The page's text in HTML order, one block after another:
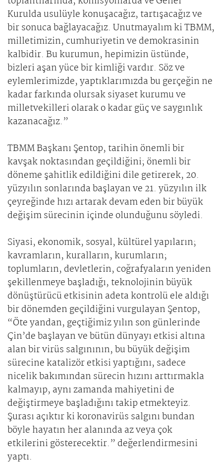
Kurulda usulüyle konuşacağız, tartışacağız ve
bir sonuca bağlayacağız. Unutmayalım ki TBMM,
milletimizin, cumhuriyetin ve demokrasinin
kalbidir. Bu kurumun, hepimizin üstünde,
bizleri aşan yüce bir kimliği vardır. Söz ve
eylemlerimizde, yaptıklarımızda bu gerçeğin ne
kadar farkında olursak siyaset kurumu ve
milletvekilleri olarak o kadar güç ve saygınlık
kazanacağız.”
TBMM Başkanı Şentop, tarihin önemli bir
kavşak noktasından geçildiğini; önemli bir
döneme şahitlik edildiğini dile getirerek, 20.
yüzyılın sonlarında başlayan ve 21. yüzyılın ilk
çeyreğinde hızı artarak devam eden bir büyük
değişim sürecinin içinde olunduğunu söyledi.
Siyasi, ekonomik, sosyal, kültürel yapıların;
kavramların, kuralların, kurumların;
toplumların, devletlerin, coğrafyaların yeniden
şekillenmeye başladığı, teknolojinin büyük
dönüştürücü etkisinin adeta kontrolü ele aldığı
bir dönemden geçildiğini vurgulayan Şentop,
“Öte yandan, geçtiğimiz yılın son günlerinde
Çin’de başlayan ve bütün dünyayı etkisi altına
alan bir virüs salgınının, bu büyük değişim
sürecine katalizör etkisi yaptığını, sadece
nicelik bakımından sürecin hızını arttırmakla
kalmayıp, aynı zamanda mahiyetini de
değiştirmeye başladığını takip etmekteyiz.
Şurası açıktır ki koronavirüs salgını bundan
böyle hayatın her alanında az veya çok
etkilerini gösterecektir.” değerlendirmesini
yaptı.